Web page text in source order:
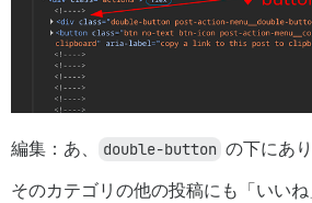
編集：あ、 double-button の下にあ
そのカテゴリの他の投稿にも「いい